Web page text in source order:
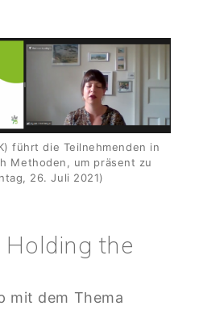
führt die Teilnehmenden in
Methoden, um präsent zu
26. Juli 2021)
the
mit dem Thema